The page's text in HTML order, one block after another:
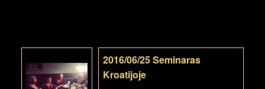
2016/06/25 Seminaras
Kroatijoje